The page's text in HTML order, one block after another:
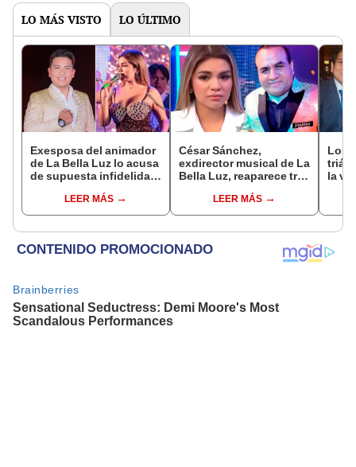
LO MÁS VISTO LO ÚLTIMO
Exesposa del animador
de La Bella Luz lo acusa
de supuesta infidelidad
expone chats
LEER MÁS
César Sánchez,
exdirector musical de La
Bella Luz, reaparece tras
Saldaña con polémico
pedido: "Pido respetar
LEER MÁS
Los
la